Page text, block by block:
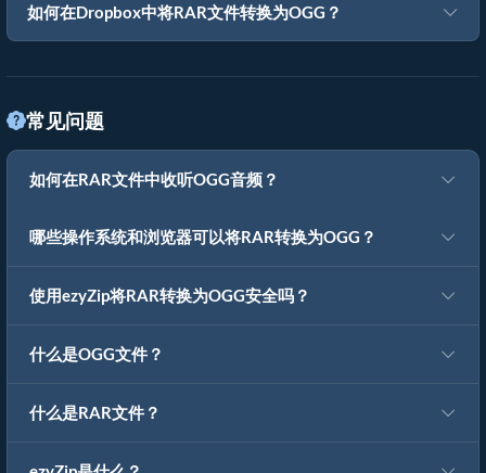
如何在Dropbox中将RAR文件转换为OGG？
常见问题
如何在RAR文件中收听OGG音频？
哪些操作系统和浏览器可以将RAR转换为OGG？
使用ezyZip将RAR转换为OGG安全吗？
什么是OGG文件？
什么是RAR文件？